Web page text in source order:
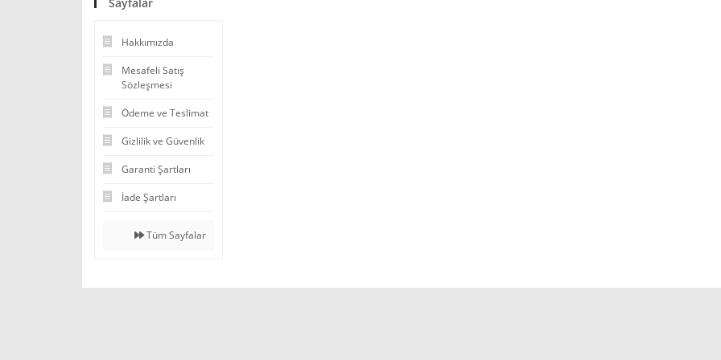
Sayfalar
Hakkımızda
Mesafeli Satış
Sözleşmesi
Ödeme ve Teslimat
Gizlilik ve Güvenlik
Garanti Şartları
İade Şartları
Tüm Sayfalar